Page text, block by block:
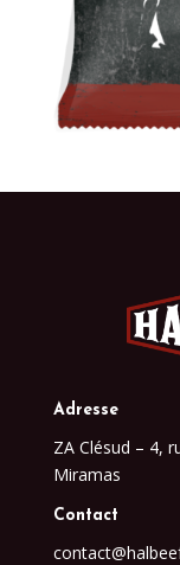
Adresse
ZA Clésud – 4,
Miramas
Contact